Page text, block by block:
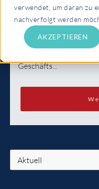
verwendet, um daran zu
nachverfolgt werden
AKZEPTIEREN
Herausforderungen,
Aspekte hinausgehen.
erfordert die
Geschäfts...